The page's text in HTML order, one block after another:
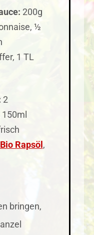
200g
½
1 TL
2
Bio Rapsöl ,
bringen,